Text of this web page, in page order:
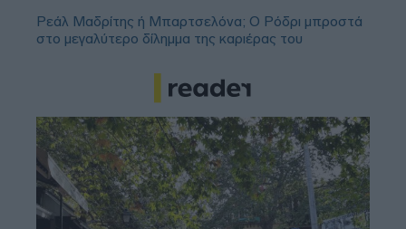
Ρεάλ Μαδρίτης ή Μπαρτσελόνα; Ο Ρόδρι μπροστά
στο μεγαλύτερο δίλημμα της καριέρας του